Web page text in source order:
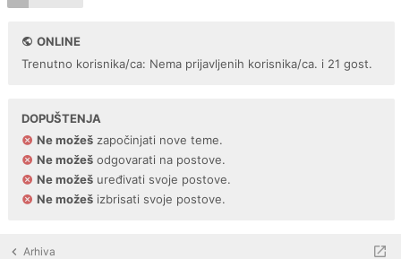
ONLINE
Trenutno korisnika/ca: Nema prijavljenih korisnika/ca. i 21 gost.
DOPUŠTENJA
Ne možeš započinjati nove teme.
Ne možeš odgovarati na postove.
Ne možeš uređivati svoje postove.
Ne možeš izbrisati svoje postove.
Arhiva